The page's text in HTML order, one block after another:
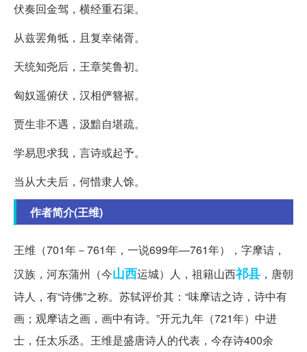
伏奏回金驾，横经重石渠。
从兹罢角牴，且复幸储胥。
天统知尧后，王章笑鲁初。
匈奴遥俯伏，汉相俨簪裾。
贾生非不遇，汲黯自堪疏。
学易思求我，言诗或起予。
当从大夫后，何惜隶人馀。
作者简介(王维)
王维（701年－761年，一说699年—761年），字摩诘，
汉族，河东蒲州（今山西运城）人，祖籍山西祁县 ，唐朝
诗人，有“诗佛”之称。苏轼评价其：“味摩诘之诗，诗中有
画；观摩诘之画，画中有诗。”开元九年（721年）中进
士，任太乐丞。王维是盛唐诗人的代表，今存诗400余